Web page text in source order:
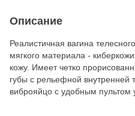
Описание
Реалистичная вагина
мягкого материала -
кожу. Имеет четко
губы с рельефной внутренней
виброяйцо с удобным пультом